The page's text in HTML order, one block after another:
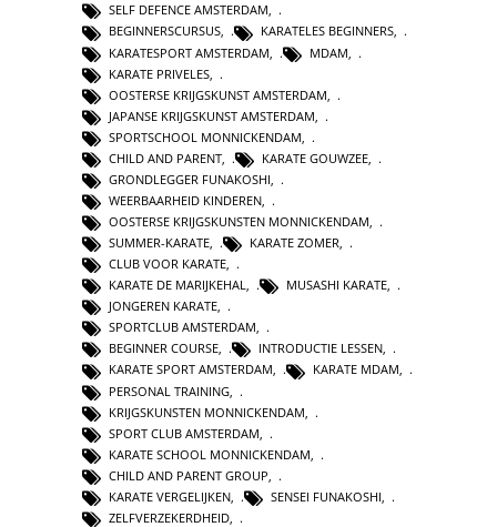
SELF DEFENCE AMSTERDAM,
BEGINNERSCURSUS, KARATELES BEGINNERS,
KARATESPORT AMSTERDAM
MDAM
KARATE PRIVELES
OOSTERSE KRIJGSKUNST AMSTERDAM
JAPANSE KRIJGSKUNST AMSTERDAM
SPORTSCHOOL MONNICKENDAM
CHILD AND PARENT
KARATE GOUWZEE
GRONDLEGGER FUNAKOSHI
WEERBAARHEID KINDEREN
OOSTERSE KRIJGSKUNSTEN MONNICKENDAM,
SUMMER-KARATE, KARATE ZOMER,
CLUB VOOR KARATE,
KARATE DE MARIJKEHAL, MUSASHI KARATE,
JONGEREN KARATE,
SPORTCLUB AMSTERDAM,
BEGINNER COURSE, INTRODUCTIE LESSEN,
KARATE SPORT AMSTERDAM, KARATE MDAM,
PERSONAL TRAINING
KRIJGSKUNSTEN MONNICKENDAM
SPORT CLUB AMSTERDAM
KARATE SCHOOL MONNICKENDAM
CHILD AND PARENT GROUP
KARATE VERGELIJKEN
SENSEI FUNAKOSHI
ZELFVERZEKERDHEID